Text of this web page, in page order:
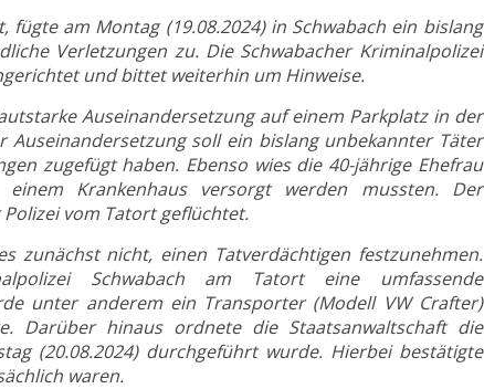
am Montag (19.08.2024) in Schwabach ein bislang
Verletzungen zu. Die Schwabacher Kriminalpolizei
und bittet weiterhin um Hinweise.
Auseinandersetzung auf einem Parkplatz in der
Auseinandersetzung soll ein bislang unbekannter Täter
zugefügt haben. Ebenso wies die 40-jährige Ehefrau
Krankenhaus versorgt werden mussten. Der
vom Tatort geflüchtet.
zunächst nicht, einen Tatverdächtigen festzunehmen.
Schwabach am Tatort eine umfassende
unter anderem ein Transporter (Modell VW Crafter)
Darüber hinaus ordnete die Staatsanwaltschaft die
(20.08.2024) durchgeführt wurde. Hierbei bestätigte
waren.